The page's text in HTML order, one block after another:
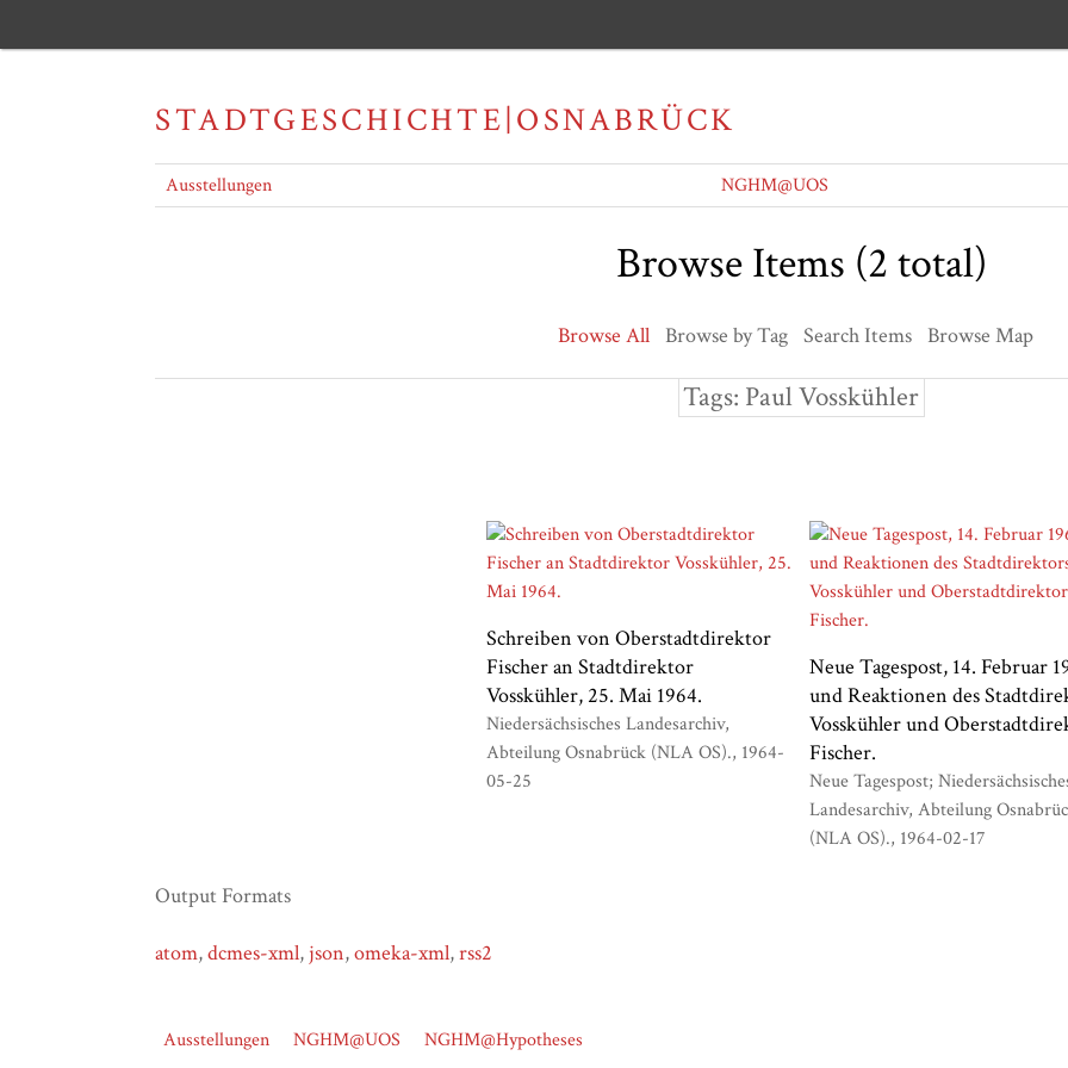
STADTGESCHICHTE|OSNABRÜCK
Ausstellungen NGHM@UOS
Browse Items (2 total)
Browse All Browse by Tag Search Items Browse Map
Tags: Paul Vosskühler
Schreiben von Oberstadtdirektor
Fischer an Stadtdirektor
Vosskühler, 25. Mai 1964.
Niedersächsisches Landesarchiv,
Abteilung Osnabrück (NLA OS). 1964-
05-25
Neue Tagespost, 14. Februar
und Reaktionen des
Vosskühler und
Fischer.
Neue Tagespost;
Landesarchiv, Abteilung
(NLA OS). 1964-02-17
Output Formats
atom,dcmes-xml, json,omeka-xml,rss2
Ausstellungen NGHM@UOS NGHM@Hypotheses